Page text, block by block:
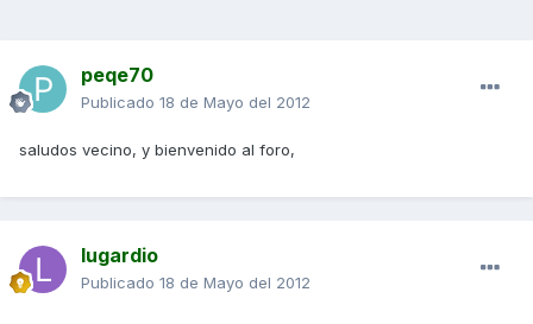
peqe70
Publicado 18 de Mayo del 2012
saludos vecino, y bienvenido al foro,
lugardio
Publicado 18 de Mayo del 2012